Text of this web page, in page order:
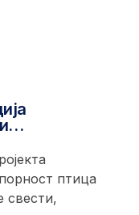
и…
птица
свести,